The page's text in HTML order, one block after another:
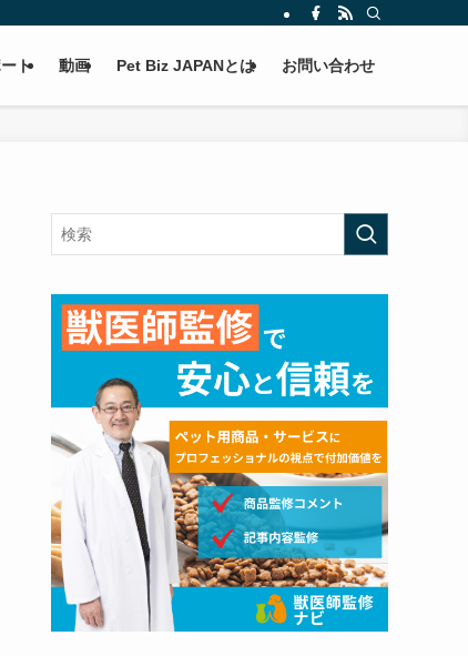
ト 動画 Pet Biz JAPANとは お問い合わせ